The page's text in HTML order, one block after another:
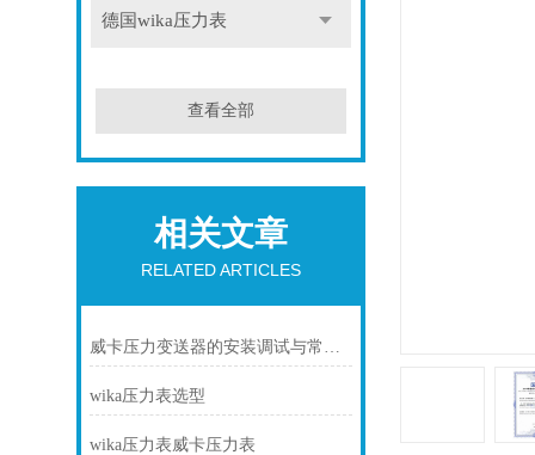
德国wika压力表
查看全部
相关文章
RELATED ARTICLES
威卡压力变送器的安装调试与常见故障排除
wika压力表选型
wika压力表威卡压力表